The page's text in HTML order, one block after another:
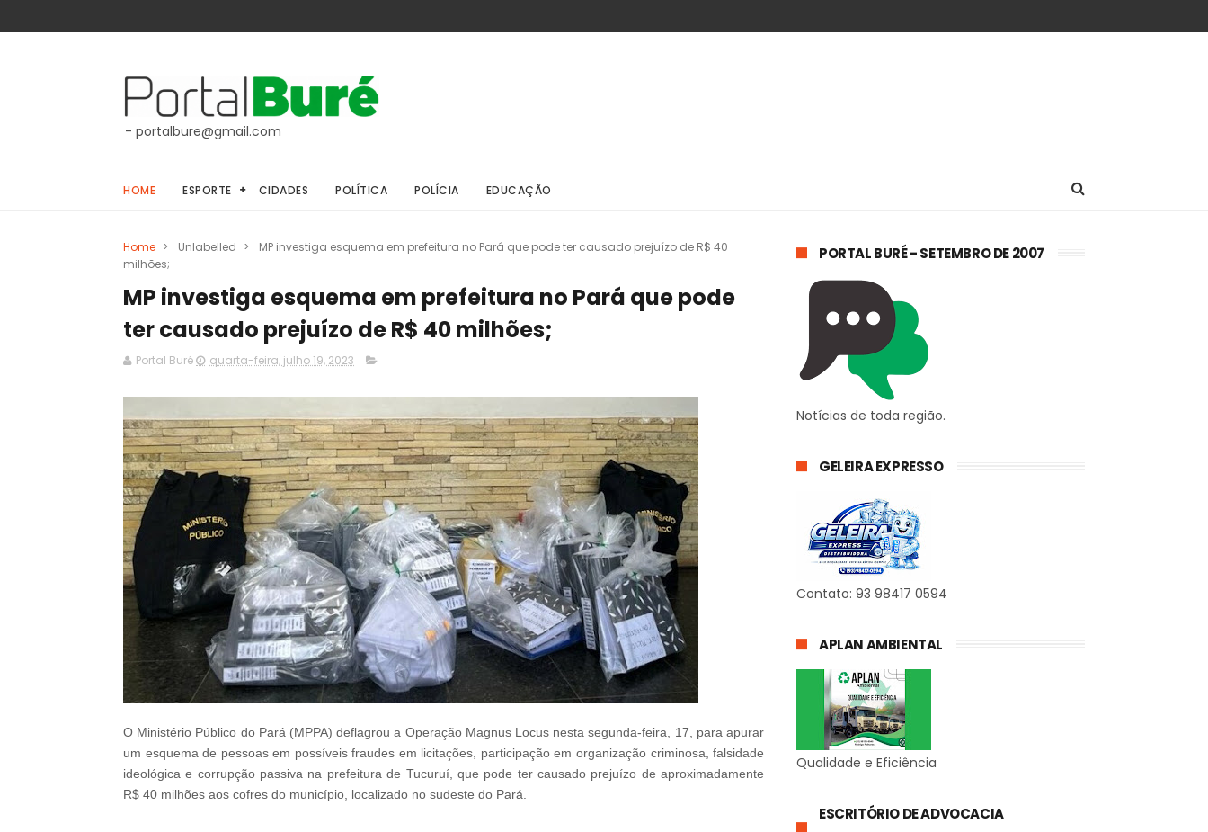
- portalbure@gmail.com
HOME ESPORTE CIDADES POLÍTICA POLÍCIA EDUCAÇÃO
Home > Unlabelled >
MP investiga esquema em prefeitura no Pará que pode ter causado prejuízo de R$ 40
milhões;
MP investiga esquema em prefeitura no Pará que pode
ter causado prejuízo de R$ 40 milhões;
Portal Buré quarta-feira, julho 19, 2023
O Ministério Público do Pará (MPPA) deflagrou a Operação Magnus Locus nesta segunda-feira, 17, para apurar
um esquema de pessoas em possíveis fraudes em licitações, participação em organização criminosa, falsidade
ideológica e corrupção passiva na prefeitura de Tucuruí, que pode ter causado prejuízo de aproximadamente
R$ 40 milhões aos cofres do município, localizado no sudeste do Pará.
PORTAL BURÉ - SETEMBRO DE 2007
Notícias de toda região.
GELEIRA EXPRESSO
Contato: 93 98417 0594
APLAN AMBIENTAL
Qualidade e Eficiência
ESCRITÓRIO DE ADVOCACIA